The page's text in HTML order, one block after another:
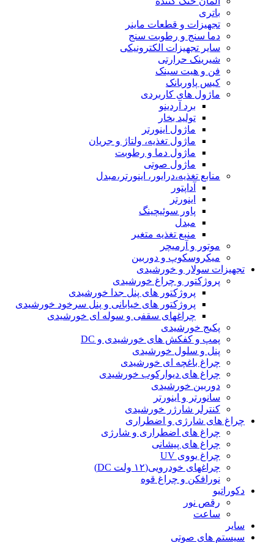
باتری
تجهیزات و قطعات ماینر
دما سنج و رطوبت سنج
سایر تجهیزات الکترونیکی
شیرینک حرارتی
فن و هیت سینک
کیس پاوربانک
ماژول های کاربردی
برد آردینو
تولید بخار
ماژول اینورتر
ماژول تغذیه، ولتاژ و جریان
ماژول دما و رطوبت
ماژول صوتی
منابع تغذیه،درایور، اینورتر،مبدل
آداپتور
اینورتر
پاور سوئیچینگ
مبدل
منبع تغذیه متغیر
موتور و آرمیچر
میکروسکوپ و دوربین
تجهیزات سولار و خورشیدی
پروژکتور و چراغ خورشیدی
پروژکتور های پنل جدا خورشیدی
پروژکتور های خیابانی و پنل سرخود خورشیدی
چراغهای سقفی و سوله ای خورشیدی
پکیج خورشیدی
پمپ و کفکش های خورشیدی و DC
پنل و سلول خورشیدی
چراغ باغچه ای خورشیدی
چراغ های دیوارکوب خورشیدی
دوربین خورشیدی
سانورتر و اینورتر
کنترلر شارژر خورشیدی
چراغ های شارژی و اضطراری
چراغ های اضطراری و شارژی
چراغ های پیشانی
چراغ یووی UV
چراغهای خودرویی(۱۲ ولت DC)
نورافکن و چراغ قوه
دکوراتیو
رقص نور
ساعت
سایر
سیستم های صوتی